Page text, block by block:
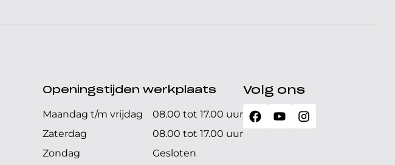
Openingstijden werkplaats
Maandag t/m vrijdag
08.00 tot 17.00 uur
Zaterdag
08.00 tot 17.00 uur
Zondag
Gesloten
Volg ons